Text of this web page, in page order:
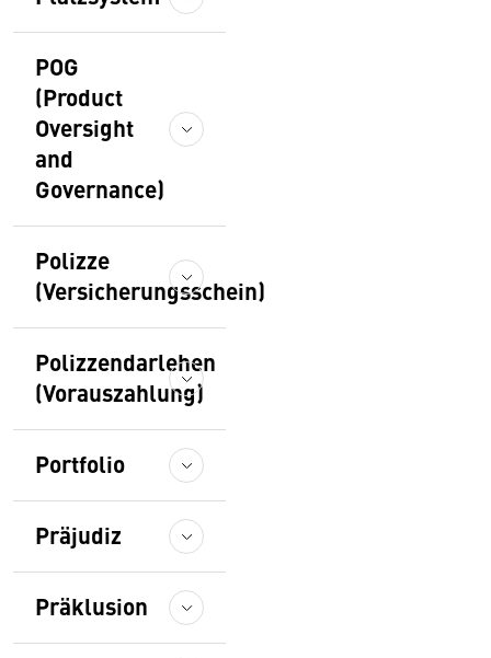
POG
(Product
Oversight
and
Governance)
Polizze
(Versicherungsschein)
Polizzendarlehen
(Vorauszahlung)
Portfolio
Präjudiz
Präklusion